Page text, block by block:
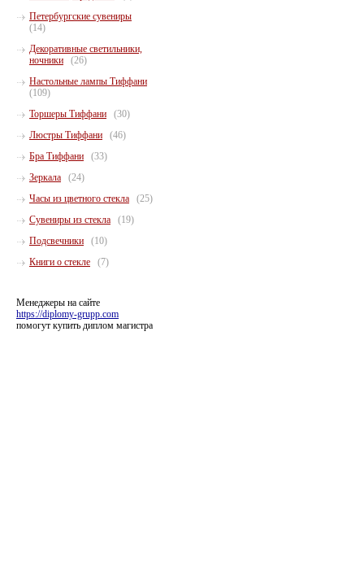
Петербургские сувениры
(14)
Декоративные светильники,
ночники
(26)
Настольные лампы Тиффани
(109)
Торшеры Тиффани
(30)
Люстры Тиффани
(46)
Бра Тиффани
(33)
Зеркала
(24)
Часы из цветного стекла
(25)
Сувениры из стекла
(19)
Подсвечники
(10)
Книги о стекле
(7)
Менеджеры на сайте
https://diplomy-grupp.com
помогут купить диплом магистра